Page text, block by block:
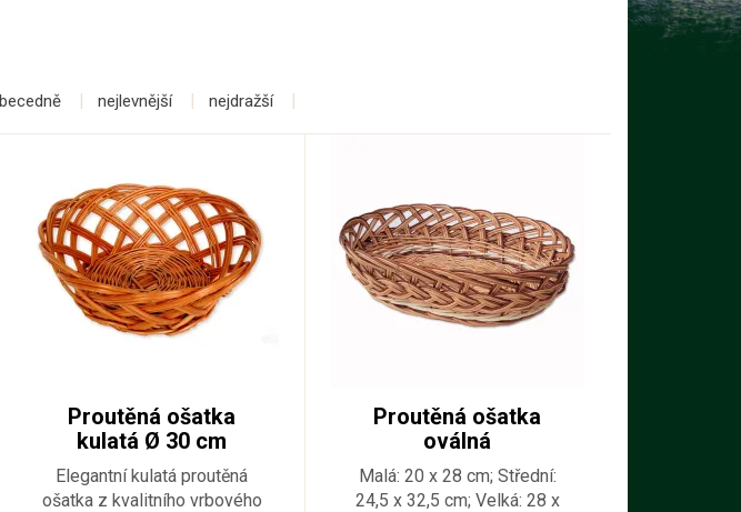
nejlevnější nejdražší
Proutěná ošatka
kulatá Ø 30 cm
Elegantní kulatá proutěná
ošatka z kvalitního vrbového
Proutěná ošatka
oválná
Malá: 20 x 28 cm; Střední:
24,5 x 32,5 cm; Velká: 28 x